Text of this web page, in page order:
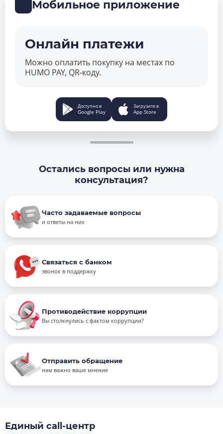
Мобильное приложение
Онлайн платежи
Можно оплатить покупку на местах по
HUMO PAY, QR‑коду.
Доступно в
Google Play
Загрузите в
App Store
Остались вопросы или нужна
консультация?
Часто задаваемые вопросы
и ответы на них
Связаться с банком
звонок в поддержку
Противодействие коррупции
Вы столкнулись с фактом коррупции?
Отправить обращение
нам важно ваше мнение
Единый call-центр